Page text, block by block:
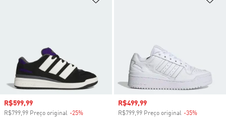
Preço com desconto
R$599,99
R$799,99 Preço original -25%
Preço com desconto
R$499,99
R$799,99 Preço original -35%